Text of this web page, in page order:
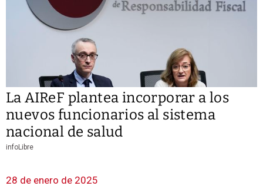
La AIReF plantea incorporar a los
nuevos funcionarios al sistema
nacional de salud
infoLibre
28 de enero de 2025